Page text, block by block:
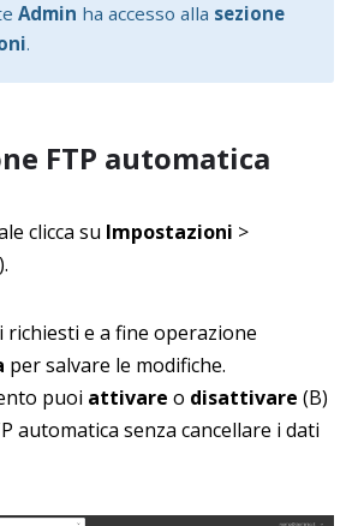
Admin ha accesso alla sezione
.
FTP automatica
clicca su Impostazioni >
richiesti e a fine operazione
per salvare le modifiche.
puoi attivare o disattivare (B)
automatica senza cancellare i dati